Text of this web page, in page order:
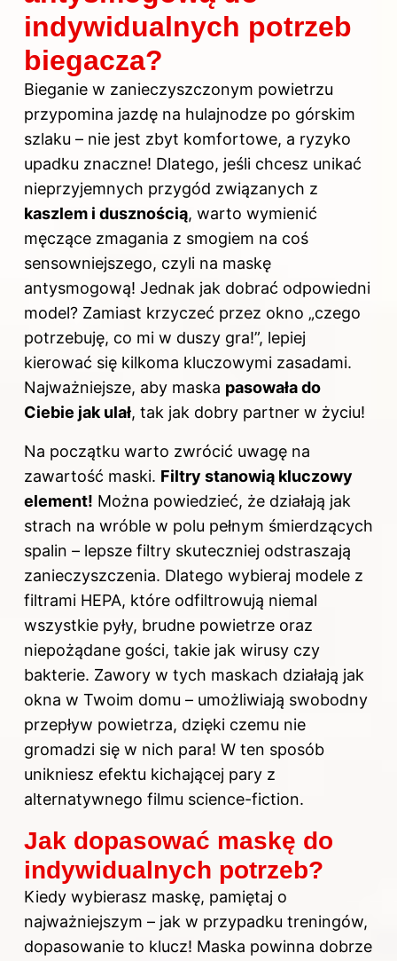
indywidualnych potrzeb
biegacza?
Bieganie w zanieczyszczonym powietrzu
przypomina jazdę na hulajnodze po górskim
szlaku – nie jest zbyt komfortowe, a ryzyko
upadku znaczne! Dlatego, jeśli chcesz unikać
nieprzyjemnych przygód związanych z
kaszlem i dusznością, warto wymienić
męczące zmagania z smogiem na coś
sensowniejszego, czyli na maskę
antysmogową! Jednak jak dobrać odpowiedni
model? Zamiast krzyczeć przez okno „czego
potrzebuję, co mi w duszy gra!”, lepiej
kierować się kilkoma kluczowymi zasadami.
Najważniejsze, aby maska pasowała do
Ciebie jak ulał, tak jak dobry partner w życiu!
Na początku warto zwrócić uwagę na
zawartość maski. Filtry stanowią kluczowy
element! Można powiedzieć, że działają jak
strach na wróble w polu pełnym śmierdzących
spalin – lepsze filtry skuteczniej odstraszają
zanieczyszczenia. Dlatego wybieraj modele z
filtrami HEPA, które odfiltrowują niemal
wszystkie pyły, brudne powietrze oraz
niepożądane gości, takie jak wirusy czy
bakterie. Zawory w tych maskach działają jak
okna w Twoim domu – umożliwiają swobodny
przepływ powietrza, dzięki czemu nie
gromadzi się w nich para! W ten sposób
unikniesz efektu kichającej pary z
alternatywnego filmu science-fiction.
Jak dopasować maskę do
indywidualnych potrzeb?
Kiedy wybierasz maskę, pamiętaj o
najważniejszym – jak w przypadku treningów,
dopasowanie to klucz! Maska powinna dobrze